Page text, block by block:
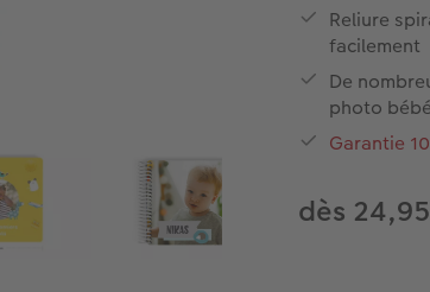
️Reliure
facilement
De
photo
Garantie
dès